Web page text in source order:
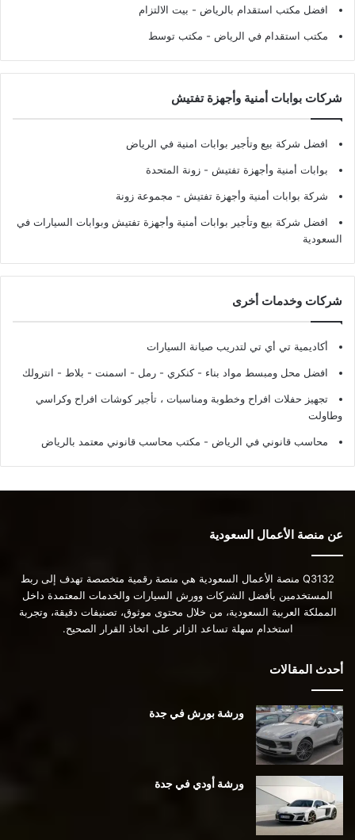
افضل مكتب استقدام بالرياض - بيت الالتزام
مكتب استقدام في الرياض - مكتب توسط
شركات بوابات أمنية وأجهزة تفتيش
افضل شركة بيع وتأجير بوابات امنية في الرياض
بوابات أمنية وأجهزة تفتيش - زونة المتحدة
شركة بوابات أمنية وأجهزة تفتيش - مجموعة زونة
افضل شركة بيع وتأجير بوابات أمنية وأجهزة تفتيش وبوابات السيارات في
السعودية
شركات وخدمات أخرى
أكاديمية تي أي تي لتدريب صيانة السيارات
افضل محل ومبسط مواد بناء - كنكري - رمل - اسمنت - بلاط - انترولك
تجهيز حفلات افراح وخطوبة ومناسبات ، تأجير كوشات افراح وكراسي
وطاولت
محاسب قانوني في الرياض - مكتب محاسب قانوني معتمد بالرياض
عن منصة الأعمال السعودية
Q3132 منصة الأعمال السعودية هي منصة رقمية متخصصة تهدف إلى ربط
المستخدمين بأفضل الشركات وورش السيارات والخدمات المعتمدة داخل
المملكة العربية السعودية، من خلال محتوى موثوق، تصنيفات دقيقة، وتجربة
استخدام سهلة تساعد الزائر على اتخاذ القرار الصحيح.
أحدث المقالات
ورشة بورش في جدة
ورشة أودي في جدة